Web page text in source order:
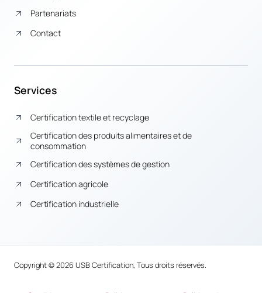
Partenariats
Contact
Services
Certification textile et recyclage
Certification des produits alimentaires et de
consommation
Certification des systèmes de gestion
Certification agricole
Certification industrielle
Copyright © 2026 USB Certification, Tous droits réservés.